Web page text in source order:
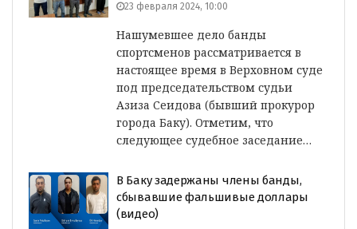
23 февраля 2024, 10:00
Нашумевшее дело банды
спортсменов рассматривается в
настоящее время в Верховном суде
под председательством судьи
Азиза Сеидова (бывший прокурор
города Баку). Отметим, что
следующее судебное заседание…
В Баку задержаны члены банды,
сбывавшие фальшивые доллары
(видео)